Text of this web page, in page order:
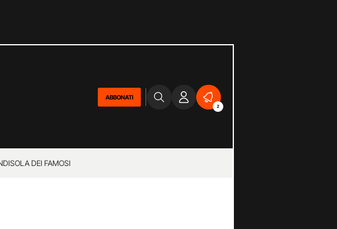
ABBONATI
2
ISOLA DEI FAMOSI